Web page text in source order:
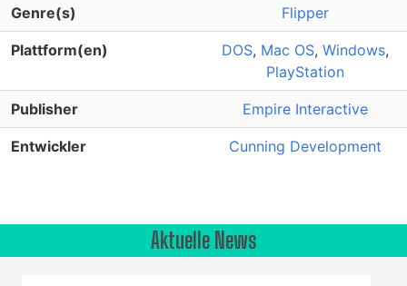
Genre(s) Flipper
Plattform(en) DOS, Mac OS, Windows,
PlayStation
Publisher Empire Interactive
Entwickler Cunning Development
Aktuelle News